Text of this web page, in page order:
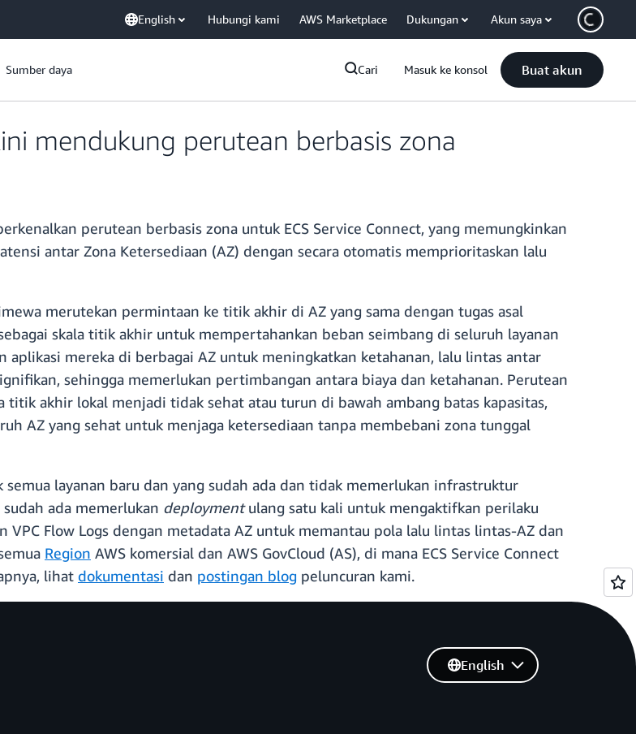
English Hubungi kami AWS Marketplace Dukungan Akun saya
Sumber daya Cari Masuk ke konsol Buat akun
mendukung perutean berbasis zona
perutean berbasis zona untuk ECS Service Connect, yang memungkinkan
antar Zona Ketersediaan (AZ) dengan secara otomatis memprioritaskan lalu
merutekan permintaan ke titik akhir di AZ yang sama dengan tugas asal
skala titik akhir untuk mempertahankan beban seimbang di seluruh layanan
mereka di berbagai AZ untuk meningkatkan ketahanan, lalu lintas antar
sehingga memerlukan pertimbangan antara biaya dan ketahanan. Perutean
akhir lokal menjadi tidak sehat atau turun di bawah ambang batas kapasitas,
AZ yang sehat untuk menjaga ketersediaan tanpa membebani zona tunggal
semua layanan baru dan yang sudah ada dan tidak memerlukan infrastruktur
ada memerlukan deploymentulang satu kali untuk mengaktifkan perilaku
Flow Logs dengan metadata AZ untuk memantau pola lalu lintas lintas-AZ dan
Region AWS komersial dan AWS GovCloud (AS), di mana ECS Service Connect
lihat dokumentasi dan postingan blog peluncuran kami.
English